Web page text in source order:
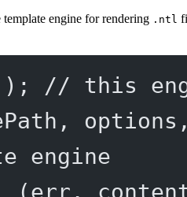
engine for rendering .ntl
);
// this
, options
engine
(err ,